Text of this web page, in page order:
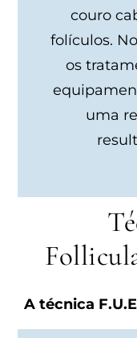
couro
folículos.
os
uma
A técnica